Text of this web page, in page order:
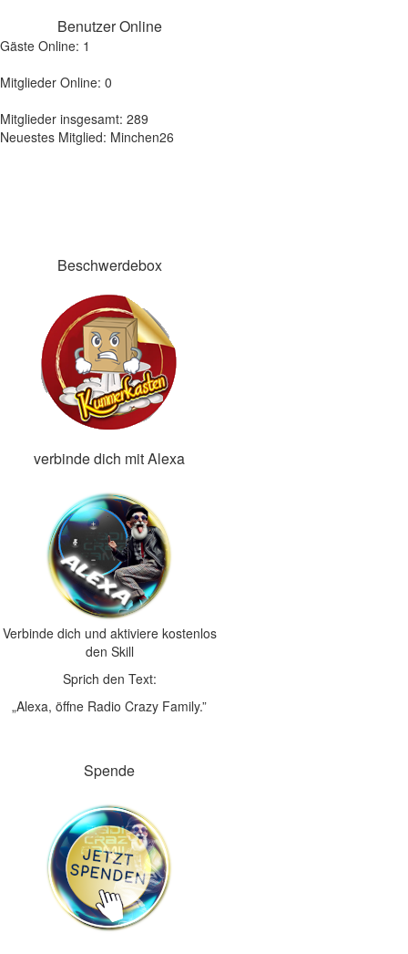
Benutzer Online
Gäste Online: 1
Mitglieder Online: 0
Mitglieder insgesamt: 289
Neuestes Mitglied: Minchen26
Beschwerdebox
verbinde dich mit Alexa
Verbinde dich und aktiviere kostenlos
den Skill
Sprich den Text:
„Alexa, öffne Radio Crazy Family.”
Spende